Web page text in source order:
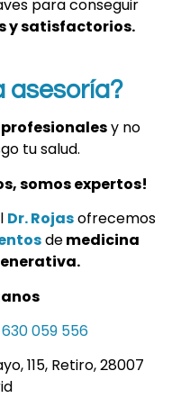
para conseguir
y satisfactorios.
asesoría?
profesionalesy no
tu salud.
somos expertos!
Dr. Rojasofrecemos
demedicina
630 059 556
115, Retiro, 28007